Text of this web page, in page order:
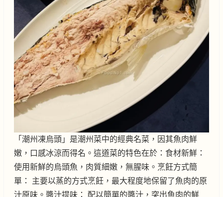
「潮州凍烏頭」是潮州菜中的經典名菜，因其魚肉鮮
嫩，口感冰涼而得名。這道菜的特色在於：食材新鮮：
使用新鮮的烏頭魚，肉質細嫩，無腥味。烹飪方式簡
單： 主要以蒸的方式烹飪，最大程度地保留了魚肉的原
汁原味。醬汁提味： 配以簡單的醬汁，突出魚肉的鮮